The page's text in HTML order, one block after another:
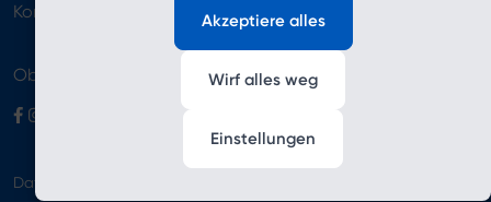
Akzeptiere alles
Wirf alles weg
Einstellungen
Kontakt
Obserwuj nas
Datenschutzrichtlinie